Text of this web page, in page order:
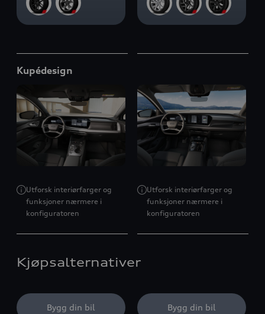
Kupédesign
Utforsk interiørfarger og
funksjoner nærmere i
konfiguratoren
Utforsk interiørfarger og
funksjoner nærmere i
konfiguratoren
Kjøpsalternativer
Bygg din bil Bygg din bil